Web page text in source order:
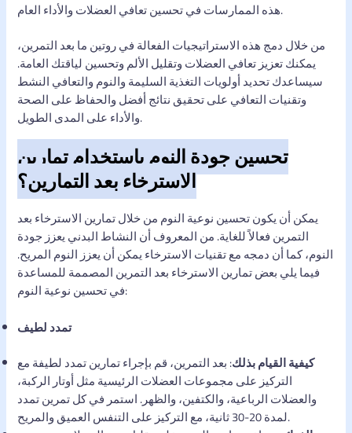
هذه الممارسات في تحسين تعافي العضلات والأداء العام.
من خلال دمج هذه الاستراتيجيات الفعالة في روتين ما بعد التمرين،
يمكنك تعزيز تعافي العضلات وتقليل الألم وتحسين لياقتك العامة.
سيساعدك تحديد أولويات التغذية السليمة والنوم والتعافي النشط
وتقنيات التعافي على تحقيق نتائج أفضل والحفاظ على الصحة
والأداء على المدى الطويل.
تحسين جودة النوم باستخدام تمارين
الاسترخاء بعد التمارين؟
يمكن أن يكون تحسين نوعية النوم من خلال تمارين الاسترخاء بعد
التمرين فعالاً للغاية. من المعروف أن النشاط البدني يعزز جودة
النوم، كما أن دمجه مع تقنيات الاسترخاء يمكن أن يعزز النوم المريح.
فيما يلي بعض تمارين الاسترخاء بعد التمرين المصممة للمساعدة
في تحسين نوعية النوم:
تمدد لطيف
كيفية القيام بذلك: بعد التمرين، قم بإجراء تمارين تمدد لطيفة مع
التركيز على مجموعات العضلات الرئيسية مثل أوتار الركبة،
والعضلات الرباعية، والكتفين، والظهر. استمر في كل تمرين تمدد
لمدة 20-30 ثانية، مع التركيز على التنفس العميق والمريح.